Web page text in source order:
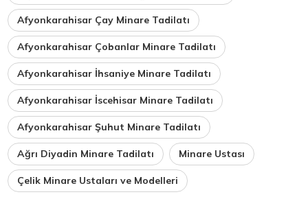
Afyonkarahisar Çay Minare Tadilatı
Afyonkarahisar Çobanlar Minare Tadilatı
Afyonkarahisar İhsaniye Minare Tadilatı
Afyonkarahisar İscehisar Minare Tadilatı
Afyonkarahisar Şuhut Minare Tadilatı
Ağrı Diyadin Minare Tadilatı Minare Ustası
Çelik Minare Ustaları ve Modelleri